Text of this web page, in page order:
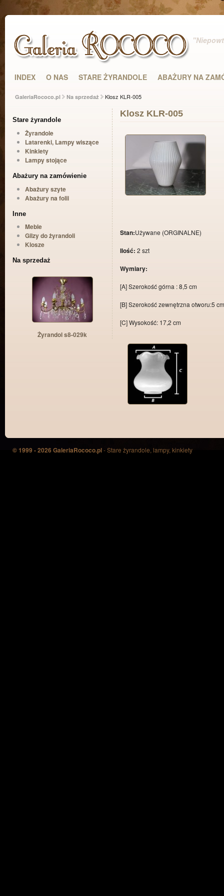
INDEX O NAS STARE ŻYRANDOLE ABAŻURY NA
GaleriaRococo.pl Na sprzedaż Klosz KLR-005
Stare żyrandole
Żyrandole
Latarenki, Lampy wiszące
Kinkiety
Lampy stojące
Abażury na zamówienie
Abażury szyte
Abażury na folii
Inne
Meble
Gilzy do żyrandoli
Klosze
Na sprzedaż
Żyrandol s8-029k
Klosz KLR-005
Stan:Używane (ORGINALNE)
Ilość: 2 szt
Wymiary:
[A] Szerokość górna : 8,5 cm
[B] Szerokość zewnętrzna otworu:5 cm
[C] Wysokość: 17,2 cm
© 1999 - 2026 GaleriaRococo.pl- Stare żyrandole, lampy, kinkiety